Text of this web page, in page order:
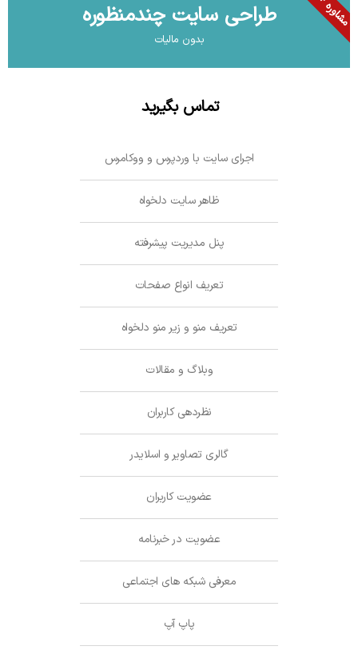
طراحی سایت چندمنظوره
بدون مالیات
تماس بگیرید
اجرای سایت با وردپرس و ووکامرس
ظاهر سایت دلخواه
پنل مدیریت پیشرفته
تعریف انواع صفحات
تعریف منو و زیر منو دلخواه
وبلاگ و مقالات
نظردهی کاربران
گالری تصاویر و اسلایدر
عضویت کاربران
عضویت در خبرنامه
معرفی شبکه های اجتماعی
پاپ آپ